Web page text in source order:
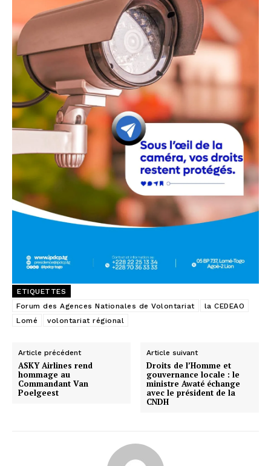
ETIQUETTES
Forum des Agences Nationales de Volontariat
la CEDEAO
Lomé
volontariat régional
Article précédent
ASKY Airlines rend
hommage au
Commandant Van
Poelgeest
Article suivant
Droits de l’Homme et
gouvernance locale : le
ministre Awaté échange
avec le président de la
CNDH